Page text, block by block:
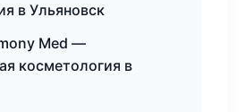
в Ульяновск
Med —
косметология в